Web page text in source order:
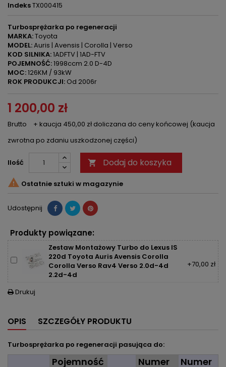
IndeksTX000415
Turbosprężarka po regeneracji
MARKA:Toyota
MODEL:Auris | Avensis | Corolla | Verso
KOD SILNIKA:1ADFTV | 1AD-FTV
POJEMNOŚĆ:1998ccm 2.0 D-4D
MOC:126KM / 93kW
ROK PRODUKCJI: Od 2006r
1 200,00 zł
Brutto
+ kaucja 450,00 zł doliczana do ceny końcowej (kaucja
zwrotna po zdaniu uszkodzonej części)
Ilość  Dodaj do koszyka
 Ostatnie sztuki w magazynie
Udostępnij
Produkty powiązane:
Zestaw Montażowy Turbo do Lexus IS
220d Toyota Auris Avensis Corolla
Corolla Verso Rav4 Verso 2.0d-4d
2.2d-4d
+70,00 zł
 Drukuj
OPIS SZCZEGÓŁY PRODUKTU
Turbosprężarka po regeneracji pasująca do:
Pojemność Numer Numer